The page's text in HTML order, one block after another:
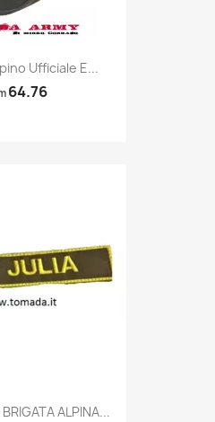
view
Ufficiale E...
64.76
viewALPINA...